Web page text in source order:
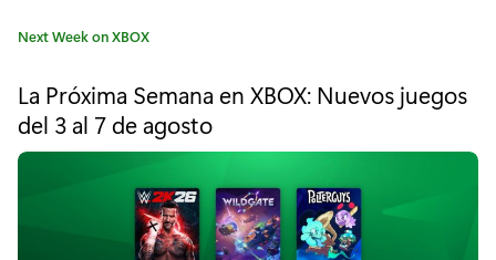
n
a
v
C
e
g
o
Next Week on XBOX
La Próxima Semana en XBOX: Nuevos juegos
del 3 al 7 de agosto